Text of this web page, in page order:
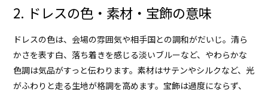
2. ドレスの色・素材・宝飾の意味
ドレスの色は、会場の雰囲気や相手国との調和がだいじ。清ら
かさを表す白、落ち着きを感じる淡いブルーなど、やわらかな
色調は気品がすっと伝わります。素材はサテンやシルクなど、光
がふわりと走る生地が格調を高めます。宝飾は過度にならず、